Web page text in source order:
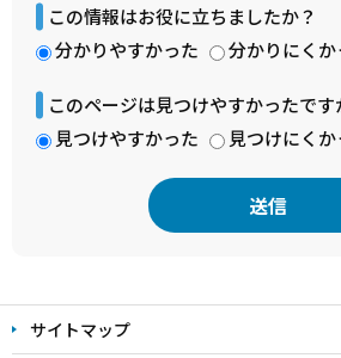
この情報はお役に立ちましたか？
分かりやすかった
分かりにくか
このページは見つけやすかったです
見つけやすかった
見つけにくか
文
こ サイトマップ